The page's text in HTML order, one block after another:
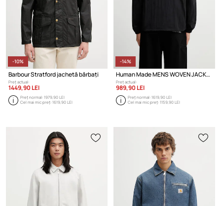
-10%
Barbour Stratford jachetă bărbați
Preț actual:
1449,90 LEI
Preț normal:1979,90 LEI
Cel mai mic preț:1619,90 LEI
-14%
Human Made MENS WOVEN JACKET geacă de tranziție bărbătească
Preț actual:
989,90 LEI
Preț normal:1619,90 LEI
Cel mai mic preț:1159,90 LEI